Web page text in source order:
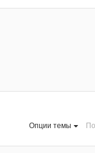
Опции темы